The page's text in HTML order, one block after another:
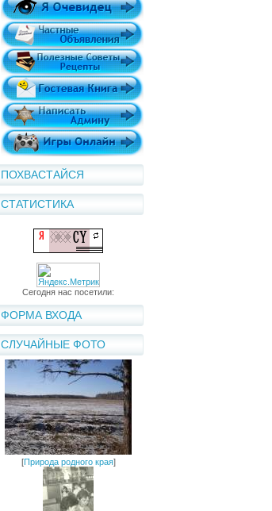
ПОХВАСТАЙСЯ
СТАТИСТИКА
Сегодня нас посетили:
ФОРМА ВХОДА
СЛУЧАЙНЫЕ ФОТО
[Природа родного края]